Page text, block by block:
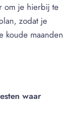
om je hierbij te
zodat je
koude maanden
waar